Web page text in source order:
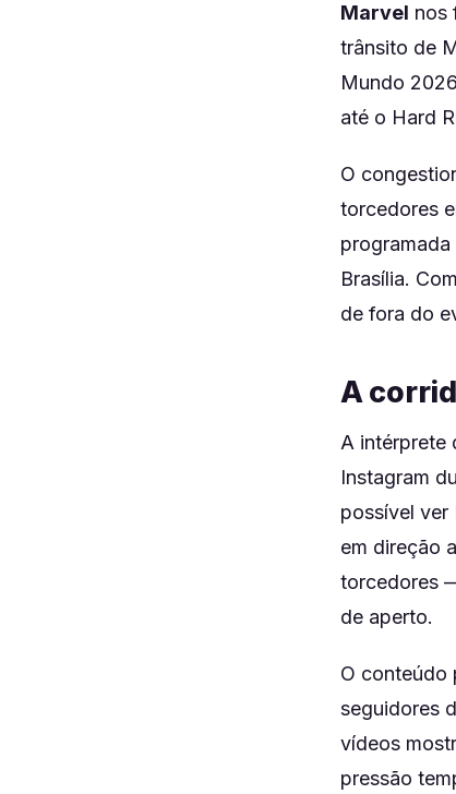
Marvel nos
trânsito de
Mundo
até o Hard
O
torcedores
Brasília.
de fora do
A
A intérprete
Instagram
possível ver
em direção
torcedores
de aperto.
O conteúdo
seguidores
vídeos
pressão